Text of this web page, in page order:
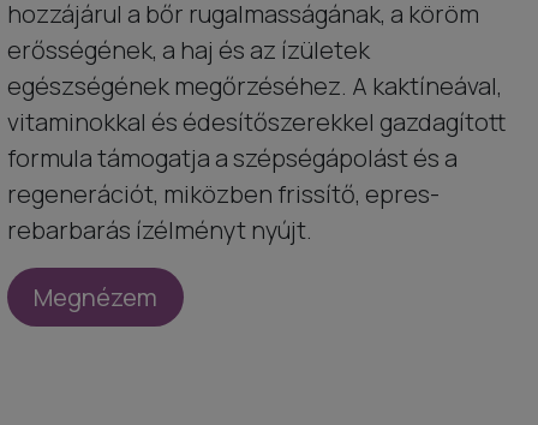
hozzájárul a bőr rugalmasságának, a köröm
erősségének, a haj és az ízületek
egészségének megőrzéséhez. A kaktíneával,
vitaminokkal és édesítőszerekkel gazdagított
formula támogatja a szépségápolást és a
regenerációt, miközben frissítő, epres-
rebarbarás ízélményt nyújt.
Megnézem